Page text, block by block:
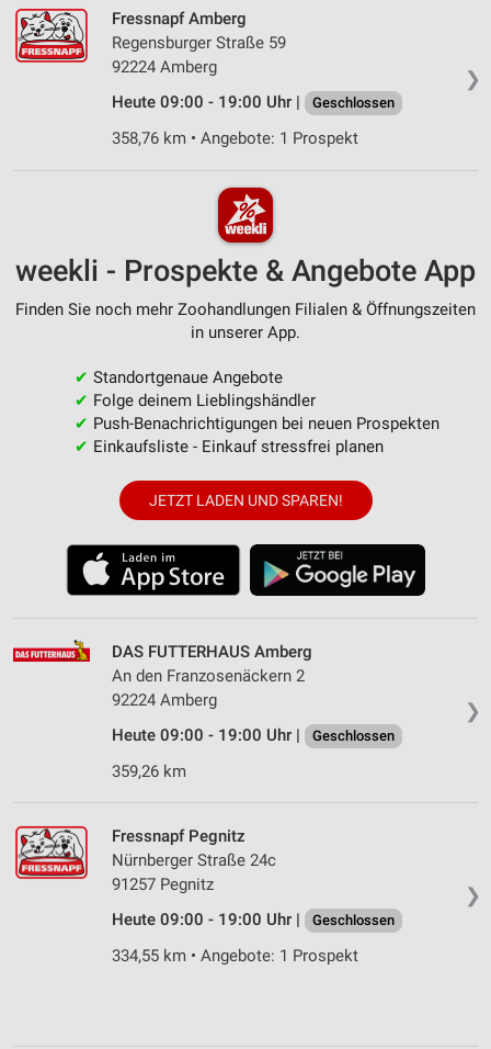
❯
Fressnapf Amberg
Regensburger Straße 59
92224 Amberg
Heute 09:00 - 19:00 Uhr |
Geschlossen
358,76 km • Angebote: 1 Prospekt
weekli - Prospekte & Angebote App
Finden Sie noch mehr Zoohandlungen Filialen & Öffnungszeiten
in unserer App.
✔ Standortgenaue Angebote
✔ Folge deinem Lieblingshändler
✔ Push-Benachrichtigungen bei neuen Prospekten
✔ Einkaufsliste - Einkauf stressfrei planen
JETZT LADEN UND SPAREN!
❯
DAS FUTTERHAUS Amberg
An den Franzosenäckern 2
92224 Amberg
Heute 09:00 - 19:00 Uhr |
Geschlossen
359,26 km
❯
Fressnapf Pegnitz
Nürnberger Straße 24c
91257 Pegnitz
Heute 09:00 - 19:00 Uhr |
Geschlossen
334,55 km • Angebote: 1 Prospekt